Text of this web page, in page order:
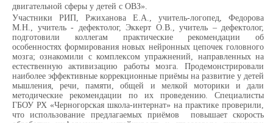
двигательной сферы у детей с ОВЗ».
Участники РИП, Ржиханова Е.А., учитель-логопед, Федорова
М.Н., учитель - дефектолог, Эккерт О.В., учитель – дефектолог,
подготовили коллегам практические рекомендации об
особенностях формирования новых нейронных цепочек головного
мозга; ознакомили с комплексом упражнений, направленных на
естественную активизацию работы мозга. Продемонстрировали
наиболее эффективные коррекционные приёмы на развитие у детей
мышления, речи, памяти, общей и мелкой моторики и дали
методические рекомендации по их проведению. Специалисты
ГБОУ РХ «Черногорская школа-интернат» на практике проверили,
что использование предлагаемых приёмов повышает скорость